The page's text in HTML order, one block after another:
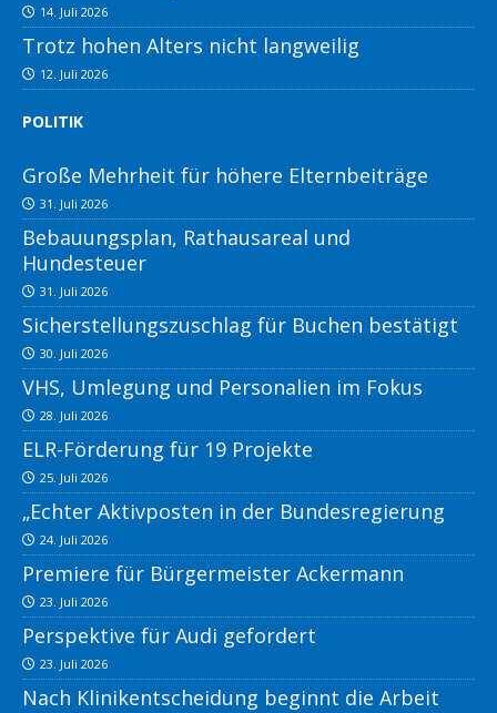
14. Juli 2026
Trotz hohen Alters nicht langweilig
12. Juli 2026
POLITIK
Große Mehrheit für höhere Elternbeiträge
31. Juli 2026
Bebauungsplan, Rathausareal und
Hundesteuer
31. Juli 2026
Sicherstellungszuschlag für Buchen bestätigt
30. Juli 2026
VHS, Umlegung und Personalien im Fokus
28. Juli 2026
ELR-Förderung für 19 Projekte
25. Juli 2026
„Echter Aktivposten in der Bundesregierung
24. Juli 2026
Premiere für Bürgermeister Ackermann
23. Juli 2026
Perspektive für Audi gefordert
23. Juli 2026
Nach Klinikentscheidung beginnt die Arbeit